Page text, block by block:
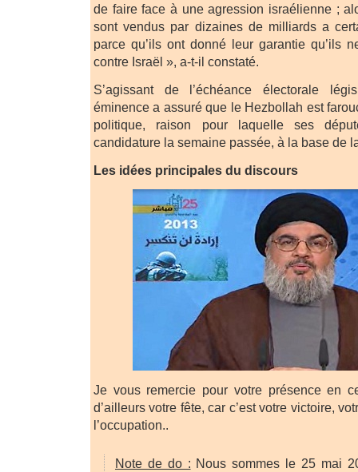
de faire face à une agression israélienne ;
sont vendus par dizaines de milliards a
parce qu’ils ont donné leur garantie qu’ils
contre Israël », a-t-il constaté.
S’agissant de l’échéance électorale
éminence a assuré que le Hezbollah est
politique, raison pour laquelle ses
candidature la semaine passée, à la base de
Les idées principales du discours
Je vous remercie pour votre présence en
d’ailleurs votre fête, car c’est votre victoire,
l’occupation..
Note de do : Nous sommes le 25 mai